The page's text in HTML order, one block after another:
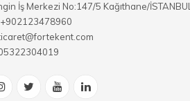
İş Merkezi No:147/5 Kağıthane/İSTANBUL
+902123478960